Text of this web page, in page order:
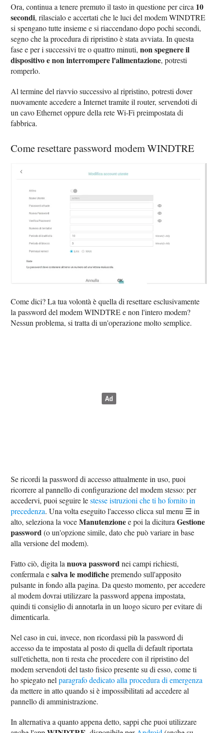
Ora, continua a tenere premuto il tasto in questione per circa 10
secondi, rilascialo e accertati che le luci del modem WINDTRE
si spengano tutte insieme e si riaccendano dopo pochi secondi,
segno che la procedura di ripristino è stata avviata. In questa
fase e per i successivi tre o quattro minuti,non spegnere il
dispositivo e non interrompere l'alimentazione, potresti
romperlo.
Al termine del riavvio successivo al ripristino, potresti dover
nuovamente accedere a Internet tramite il router, servendoti di
un cavo Ethernet oppure della rete Wi-Fi preimpostata di
fabbrica.
Come resettare password modem WINDTRE
Come dici? La tua volontà è quella di resettare esclusivamente
la password del modem WINDTRE e non l'intero modem?
Nessun problema, si tratta di un'operazione molto semplice.
Se ricordi la password di accesso attualmente in uso, puoi
ricorrere al pannello di configurazione del modem stesso: per
accedervi, puoi seguire lestesse istruzioni che ti ho fornito in
precedenza. Una volta eseguito l'accesso clicca sul menu ☰ in
alto, seleziona la voceManutenzionee poi la dicituraGestione
password(o un'opzione simile, dato che può variare in base
alla versione del modem).
Fatto ciò, digita lanuova passwordnei campi richiesti,
confermala esalva le modifichepremendo sull'apposito
pulsante in fondo alla pagina. Da questo momento, per accedere
al modem dovrai utilizzare la password appena impostata,
quindi ti consiglio di annotarla in un luogo sicuro per evitare di
dimenticarla.
Nel caso in cui, invece, non ricordassi più la password di
accesso da te impostata al posto di quella di default riportata
sull'etichetta, non ti resta che procedere con il ripristino del
modem servendoti del tasto fisico presente su di esso, come ti
ho spiegato nelparagrafo dedicato alla procedura di emergenza
da mettere in atto quando si è impossibilitati ad accedere al
pannello di amministrazione.
In alternativa a quanto appena detto, sappi che puoi utilizzare